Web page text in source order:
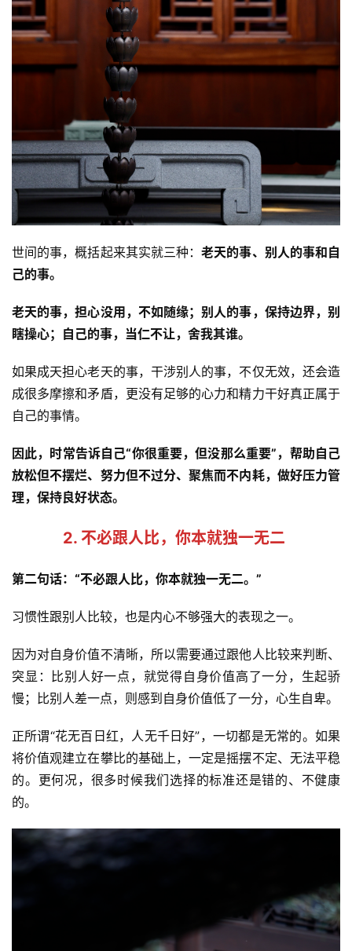
世间的事，概括起来其实就三种：老天的事、别人的事和自
己的事。
老天的事，担心没用，不如随缘；别人的事，保持边界，别
瞎操心；自己的事，当仁不让，舍我其谁。
如果成天担心老天的事，干涉别人的事，不仅无效，还会造
成很多摩擦和矛盾，更没有足够的心力和精力干好真正属于
自己的事情。
因此，时常告诉自己“你很重要，但没那么重要”，帮助自己
放松但不摆烂、努力但不过分、聚焦而不内耗，做好压力管
理，保持良好状态。
2. 不必跟人比，你本就独一无二
第二句话：“不必跟人比，你本就独一无二。”
习惯性跟别人比较，也是内心不够强大的表现之一。
因为对自身价值不清晰，所以需要通过跟他人比较来判断、
突显：比别人好一点，就觉得自身价值高了一分，生起骄
慢；比别人差一点，则感到自身价值低了一分，心生自卑。
正所谓“花无百日红，人无千日好”，一切都是无常的。如果
将价值观建立在攀比的基础上，一定是摇摆不定、无法平稳
的。更何况，很多时候我们选择的标准还是错的、不健康
的。